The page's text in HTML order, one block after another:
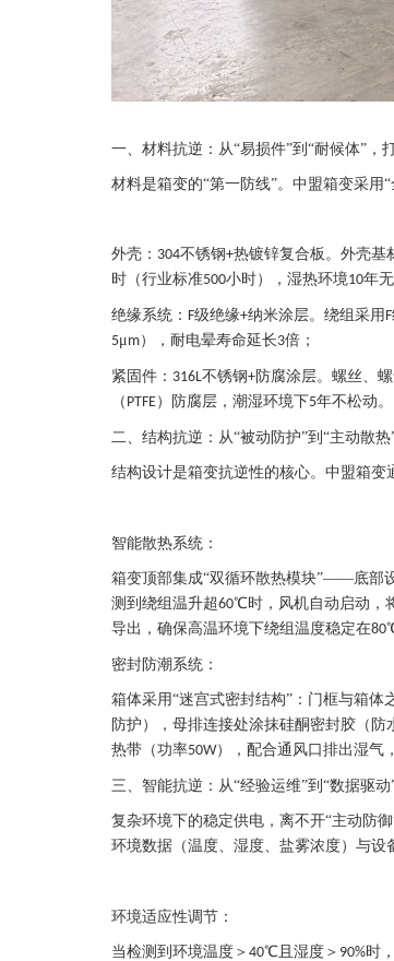
一、材料抗逆：从“易损件”到“耐候体”，
材料是箱变的“第一防线”。中盟箱变采用
外壳： 304不锈钢+热镀锌复合板。外壳基
时（行业标准500小时），湿热环境10年
绝缘系统： F级绝缘+纳米涂层。绕组采用 F
5μm），耐电晕寿命延长3倍；
紧固件： 316L不锈钢+防腐涂层。螺丝、
（ PTFE）防腐层，潮湿环境下5年不松动。
二、结构抗逆：从“被动防护”到“主动散
结构设计是箱变抗逆性的核心。中盟箱变
智能散热系统：
箱变顶部集成“双循环散热模块”——底部
测到绕组温升超60℃时，风机自动启动，
导出，确保高温环境下绕组温度稳定在80
密封防潮系统：
箱体采用“迷宫式密封结构”：门框与箱体
防护），母排连接处涂抹硅酮密封胶（防
热带（功率50W），配合通风口排出湿气
三、智能抗逆：从“经验运维”到“数据驱
复杂环境下的稳定供电，离不开“主动防
环境数据（温度、湿度、盐雾浓度）与
环境适应性调节：
当检测到环境温度＞ 40℃且湿度＞ 90%时